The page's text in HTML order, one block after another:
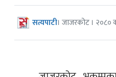
सत्यपाटी। जाजरकोट । २०८०